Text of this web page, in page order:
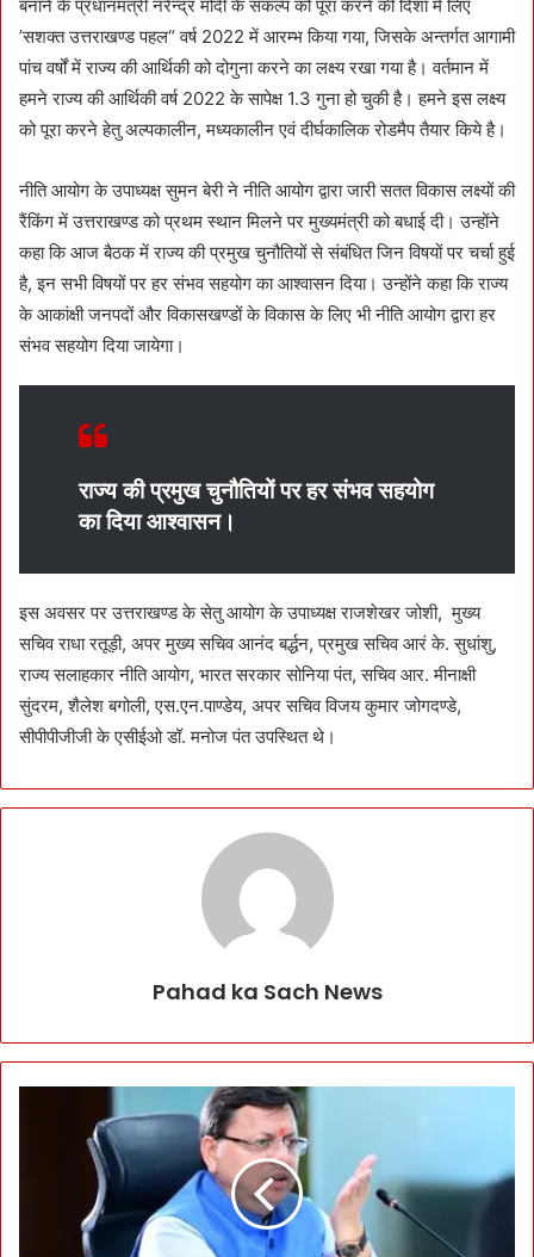
बनाने के प्रधानमंत्री नरेन्द्र मोदी के संकल्प को पूरा करने की दिशा में लिए
’सशक्त उत्तराखण्ड पहल“ वर्ष 2022 में आरम्भ किया गया, जिसके अन्तर्गत आगामी
पांच वर्षों में राज्य की आर्थिकी को दोगुना करने का लक्ष्य रखा गया है। वर्तमान में
हमने राज्य की आर्थिकी वर्ष 2022 के सापेक्ष 1.3 गुना हो चुकी है। हमने इस लक्ष्य
को पूरा करने हेतु अल्पकालीन, मध्यकालीन एवं दीर्घकालिक रोडमैप तैयार किये है।
नीति आयोग के उपाध्यक्ष सुमन बेरी ने नीति आयोग द्वारा जारी सतत विकास लक्ष्यों की
रैंकिंग में उत्तराखण्ड को प्रथम स्थान मिलने पर मुख्यमंत्री को बधाई दी। उन्होंने
कहा कि आज बैठक में राज्य की प्रमुख चुनौतियों से संबंधित जिन विषयों पर चर्चा हुई
है, इन सभी विषयों पर हर संभव सहयोग का आश्वासन दिया। उन्होंने कहा कि राज्य
के आकांक्षी जनपदों और विकासखण्डों के विकास के लिए भी नीति आयोग द्वारा हर
संभव सहयोग दिया जायेगा।
राज्य की प्रमुख चुनौतियों पर हर संभव सहयोग
का दिया आश्वासन।
इस अवसर पर उत्तराखण्ड के सेतु आयोग के उपाध्यक्ष राजशेखर जोशी, मुख्य
सचिव राधा रतूड़ी, अपर मुख्य सचिव आनंद बर्द्धन, प्रमुख सचिव आरं के. सुधांशु,
राज्य सलाहकार नीति आयोग, भारत सरकार सोनिया पंत, सचिव आर. मीनाक्षी
सुंदरम, शैलेश बगोली, एस.एन.पाण्डेय, अपर सचिव विजय कुमार जोगदण्डे,
सीपीपीजीजी के एसीईओ डॉ. मनोज पंत उपस्थित थे।
Pahad ka Sach News